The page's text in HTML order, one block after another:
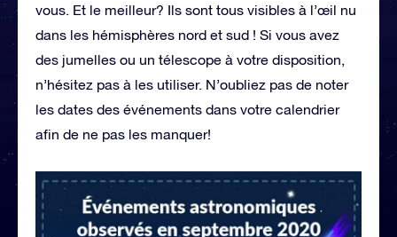
vous. Et le meilleur? Ils sont tous visibles à l’œil nu
dans les hémisphères nord et sud ! Si vous avez
des jumelles ou un télescope à votre disposition,
n’hésitez pas à les utiliser. N’oubliez pas de noter
les dates des événements dans votre calendrier
afin de ne pas les manquer!